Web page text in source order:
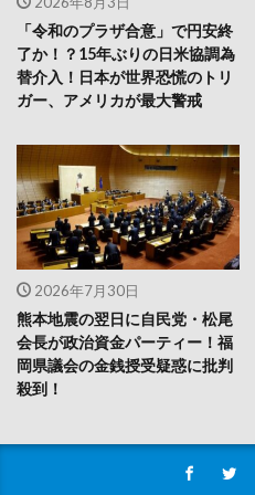
「令和のプラザ合意」で円安終
了か！？15年ぶりの日米協調為
替介入！日本が世界恐慌のトリ
ガー、アメリカが最大警戒
2026年7月30日
熊本地震の翌日に自民党・松尾
会長が政治資金パーティー！福
岡県議会の金銭授受疑惑に批判
殺到！